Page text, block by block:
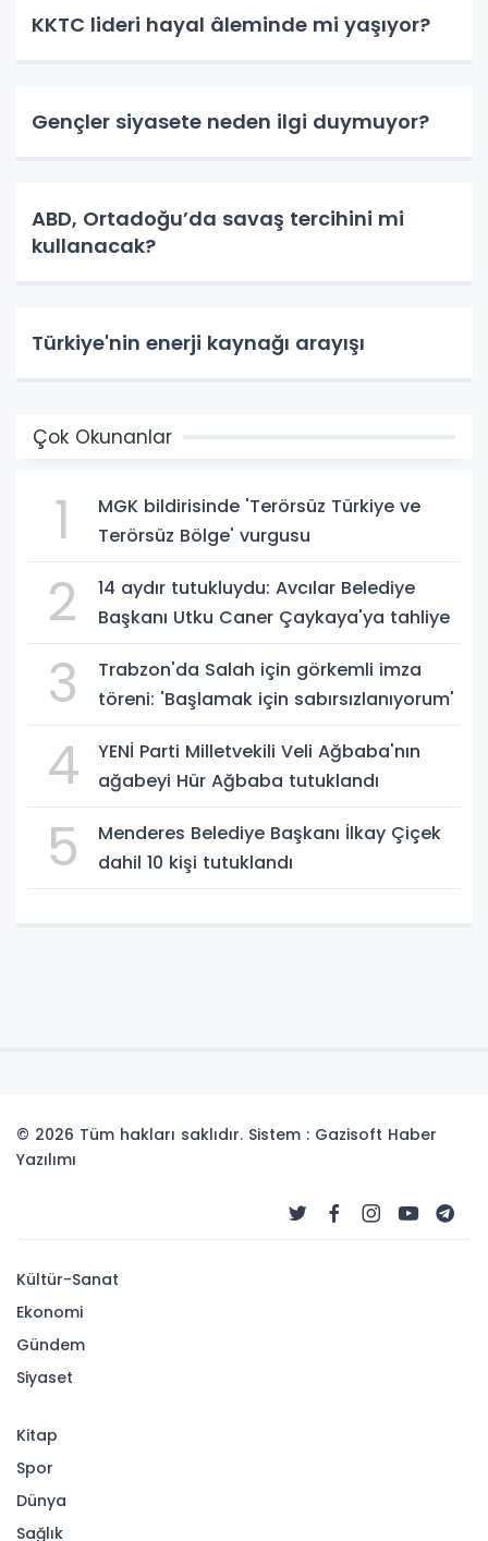
KKTC lideri hayal âleminde mi yaşıyor?
Gençler siyasete neden ilgi duymuyor?
ABD, Ortadoğu’da savaş tercihini mi
kullanacak?
Türkiye'nin enerji kaynağı arayışı
Çok Okunanlar
1
MGK bildirisinde 'Terörsüz Türkiye ve
Terörsüz Bölge' vurgusu
2
14 aydır tutukluydu: Avcılar Belediye
Başkanı Utku Caner Çaykaya'ya tahliye
3
Trabzon'da Salah için görkemli imza
töreni: 'Başlamak için sabırsızlanıyorum'
4
YENİ Parti Milletvekili Veli Ağbaba'nın
ağabeyi Hür Ağbaba tutuklandı
5
Menderes Belediye Başkanı İlkay Çiçek
dahil 10 kişi tutuklandı
© 2026 Tüm hakları saklıdır. Sistem : Gazisoft Haber
Yazılımı
Kültür-Sanat
Ekonomi
Gündem
Siyaset
Kitap
Spor
Dünya
Sağlık